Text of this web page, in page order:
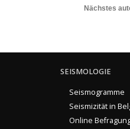
Nächstes
SEISMOLOGIE
Seismogramme
Seismizität in
Online